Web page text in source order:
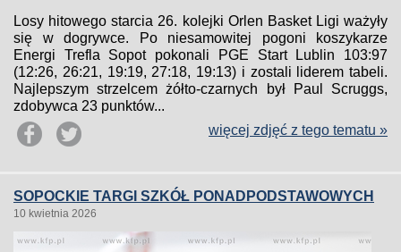
Losy hitowego starcia 26. kolejki Orlen Basket Ligi ważyły
się w dogrywce. Po niesamowitej pogoni koszykarze
Energi Trefla Sopot pokonali PGE Start Lublin 103:97
(12:26, 26:21, 19:19, 27:18, 19:13) i zostali liderem tabeli.
Najlepszym strzelcem żółto-czarnych był Paul Scruggs,
zdobywca 23 punktów...
więcej zdjęć z tego tematu »
SOPOCKIE TARGI SZKÓŁ PONADPODSTAWOWYCH
10 kwietnia 2026